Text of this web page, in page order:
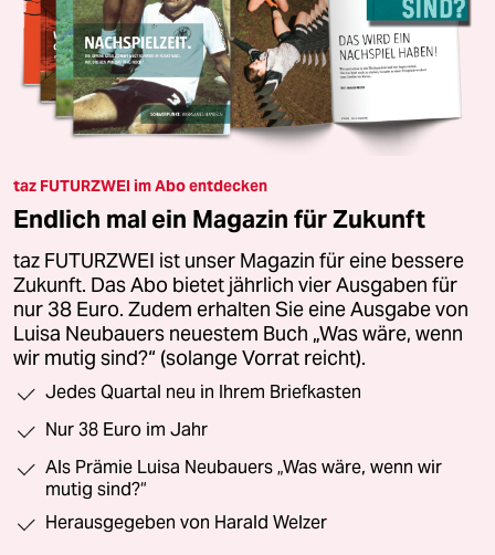
taz FUTURZWEI im Abo entdecken
Endlich mal ein Magazin für Zukunft
taz FUTURZWEI ist unser Magazin für eine bessere
Zukunft. Das Abo bietet jährlich vier Ausgaben für
nur 38 Euro. Zudem erhalten Sie eine Ausgabe von
Luisa Neubauers neuestem Buch „Was wäre, wenn
wir mutig sind?“ (solange Vorrat reicht).
Jedes Quartal neu in Ihrem Briefkasten
Nur 38 Euro im Jahr
Als Prämie Luisa Neubauers „Was wäre, wenn wir
mutig sind?“
Herausgegeben von Harald Welzer